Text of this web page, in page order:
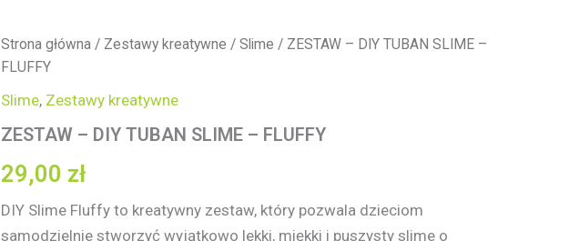
Strona główna / Zestawy kreatywne / Slime / ZESTAW – DIY TUBAN SLIME –
FLUFFY
Slime, Zestawy kreatywne
ZESTAW – DIY TUBAN SLIME – FLUFFY
29,00 zł
DIY Slime Fluffy to kreatywny zestaw, który pozwala dzieciom
samodzielnie stworzyć wyjątkowo lekki, miękki i puszysty slime o
ilość
ZESTAW
DIY
SLIME
FLUFFY